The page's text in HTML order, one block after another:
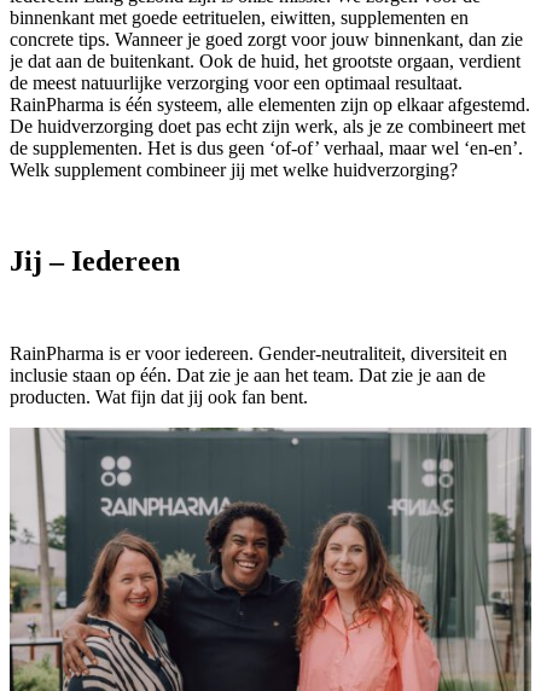
binnenkant met goede eetrituelen, eiwitten, supplementen en
concrete tips. Wanneer je goed zorgt voor jouw binnenkant, dan zie
je dat aan de buitenkant. Ook de huid, het grootste orgaan, verdient
de meest natuurlijke verzorging voor een optimaal resultaat.
RainPharma is één systeem, alle elementen zijn op elkaar afgestemd.
De huidverzorging doet pas echt zijn werk, als je ze combineert met
de supplementen. Het is dus geen ‘of-of’ verhaal, maar wel ‘en-en’.
Welk supplement combineer jij met welke huidverzorging?
Jij – Iedereen
RainPharma is er voor iedereen. Gender-neutraliteit, diversiteit en
inclusie staan op één. Dat zie je aan het team. Dat zie je aan de
producten. Wat fijn dat jij ook fan bent.